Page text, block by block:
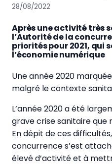
28/08/2022
Après une activité très
l’Autorité de la
priorités pour 2021, qui
l’économie numérique
Une année 2020
malgré le contexte
L’année 2020 a été
grave crise sanitaire que
En dépit de ces
concurrence s’est
élevé d’activité et à